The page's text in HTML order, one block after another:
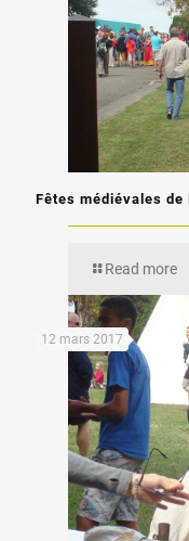
Fêtes médiévales de
Read more
12 mars 2017